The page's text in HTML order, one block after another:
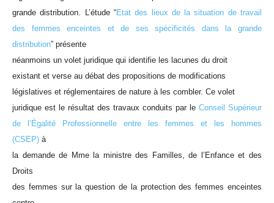
grande distribution. L’étude “Etat des lieux de la situation de travail
des femmes enceintes et de ses spécificités dans la grande
distribution” présente
néanmoins un volet juridique qui identifie les lacunes du droit
existant et verse au débat des propositions de modifications
législatives et réglementaires de nature à les combler. Ce volet
juridique est le résultat des travaux conduits par le Conseil Supérieur
de l’Égalité Professionnelle entre les femmes et les hommes
(CSEP) à
la demande de Mme la ministre des Familles, de l’Enfance et des
Droits
des femmes sur la question de la protection des femmes enceintes